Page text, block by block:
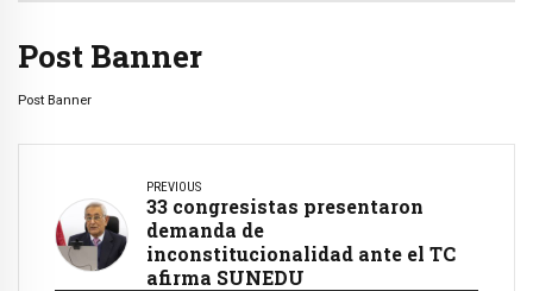
Post Banner
Post Banner
PREVIOUS
33 congresistas presentaron
demanda de
inconstitucionalidad ante el TC
afirma SUNEDU